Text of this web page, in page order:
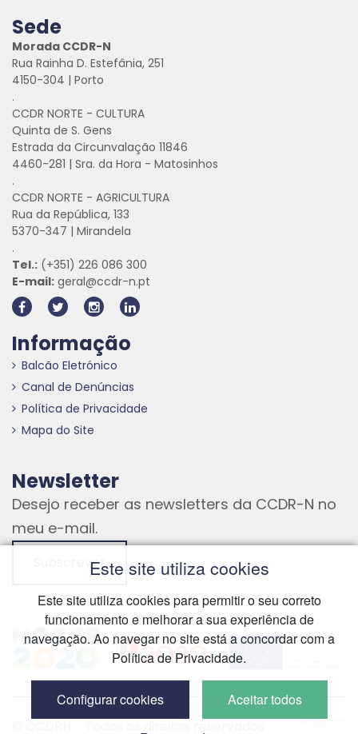
Sede
Morada CCDR-N
Rua Rainha D. Estefânia, 251
4150-304 | Porto
.
CCDR NORTE - CULTURA
Quinta de S. Gens
Estrada da Circunvalação 11846
4460-281 | Sra. da Hora - Matosinhos
.
CCDR NORTE - AGRICULTURA
Rua da República, 133
5370-347 | Mirandela
.
Tel.: (+351) 226 086 300
E-mail: geral@ccdr-n.pt
Informação
Balcão Eletrónico
Canal de Denúncias
Política de Privacidade
Mapa do Site
Newsletter
Desejo receber as newsletters da CCDR-N no
meu e-mail.
Subscrever
Hiperligação externaHiperligação externaHiperligação externa
Este site utiliza cookies
Este site utiliza cookies para permitir o seu correto
funcionamento e melhorar a sua experiência de
navegação. Ao navegar no site está a concordar com a
Política de Privacidade.
Configurar cookies Aceitar todos